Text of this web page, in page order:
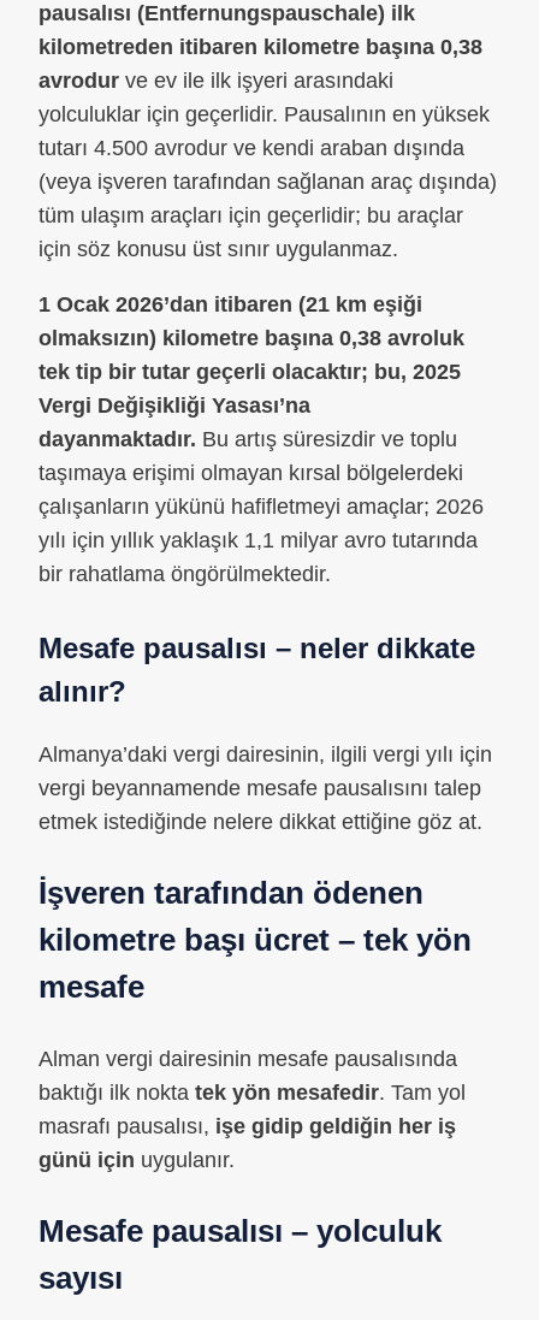
pausalısı (Entfernungspauschale) ilk
kilometreden itibaren kilometre başına 0,38
avrodur ve ev ile ilk işyeri arasındaki
yolculuklar için geçerlidir. Pausalının en yüksek
tutarı 4.500 avrodur ve kendi araban dışında
(veya işveren tarafından sağlanan araç dışında)
tüm ulaşım araçları için geçerlidir; bu araçlar
için söz konusu üst sınır uygulanmaz.
1 Ocak 2026’dan itibaren (21 km eşiği
olmaksızın) kilometre başına 0,38 avroluk
tek tip bir tutar geçerli olacaktır; bu, 2025
Vergi Değişikliği Yasası’na
dayanmaktadır. Bu artış süresizdir ve toplu
taşımaya erişimi olmayan kırsal bölgelerdeki
çalışanların yükünü hafifletmeyi amaçlar; 2026
yılı için yıllık yaklaşık 1,1 milyar avro tutarında
bir rahatlama öngörülmektedir.
Mesafe pausalısı – neler dikkate
alınır?
Almanya’daki vergi dairesinin, ilgili vergi yılı için
vergi beyannamende mesafe pausalısını talep
etmek istediğinde nelere dikkat ettiğine göz at.
İşveren tarafından ödenen
kilometre başı ücret – tek yön
mesafe
Alman vergi dairesinin mesafe pausalısında
baktığı ilk nokta tek yön mesafedir. Tam yol
masrafı pausalısı, işe gidip geldiğin her iş
günü için uygulanır.
Mesafe pausalısı – yolculuk
sayısı